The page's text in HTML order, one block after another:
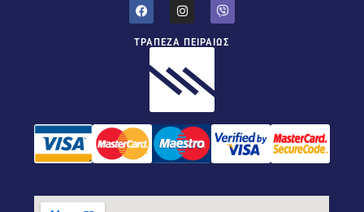
ΤΡΑΠΕΖΑ ΠΕΙΡΑΙΩΣ